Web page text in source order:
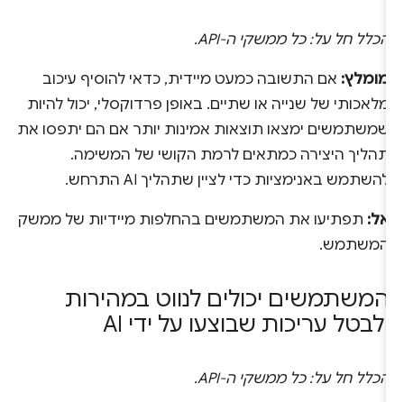
הכלל חל על: כל ממשקי ה-API.
מומלץ:אם התשובה כמעט מיידית, כדאי להוסיף עיכוב
מלאכותי של שנייה או שתיים. באופן פרדוקסלי, יכול להיות
שמשתמשים ימצאו תוצאות אמינות יותר אם הם יתפסו את
תהליך היצירה כמתאים לרמת הקושי של המשימה.
להשתמש באנימציות כדי לציין שתהליך AI התרחש.
אל:תפתיעו את המשתמשים בהחלפות מיידיות של ממשק
המשתמש.
המשתמשים יכולים לנווט במהירות
ולבטל עריכות שבוצעו על ידי AI
הכלל חל על: כל ממשקי ה-API.